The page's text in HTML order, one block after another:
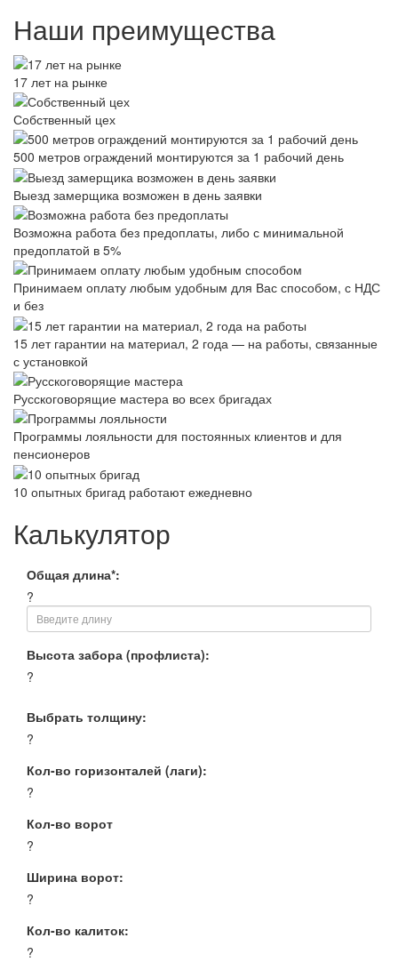
Наши преимущества
17 лет на рынке
Собственный цех
500 метров ограждений монтируются за 1 рабочий день
Выезд замерщика возможен в день заявки
Возможна работа без предоплаты, либо с минимальной
предоплатой в 5%
Принимаем оплату любым удобным для Вас способом, с НДС
и без
15 лет гарантии на материал, 2 года — на работы, связанные
с установкой
Русскоговорящие мастера во всех бригадах
Программы лояльности для постоянных клиентов и для
пенсионеров
10 опытных бригад работают ежедневно
Калькулятор
Общая длина*:
?
Высота забора (профлиста):
?
Выбрать толщину:
?
Кол-во горизонталей (лаги):
?
Кол-во ворот
?
Ширина ворот:
?
Кол-во калиток:
?